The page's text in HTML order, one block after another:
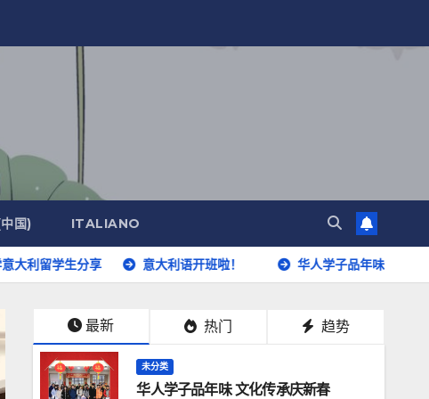
国) ITALIANO
生分享 意大利语开班啦！ 华人学子品年味 文化传承庆新春
最新 热门 趋势
未分类
华人学子品年味 文化传承庆新春